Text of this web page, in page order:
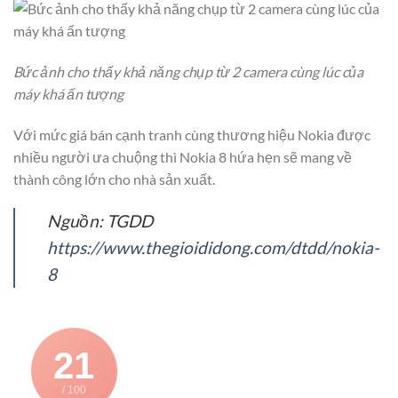
Bức ảnh cho thấy khả năng chụp từ 2 camera cùng lúc của
máy khá ấn tượng
Với mức giá bán cạnh tranh cùng thương hiệu Nokia được
nhiều người ưa chuộng thì Nokia 8 hứa hẹn sẽ mang về
thành công lớn cho nhà sản xuất.
Nguồn: TGDD
https://www.thegioididong.com/dtdd/nokia-
8
21
/ 100